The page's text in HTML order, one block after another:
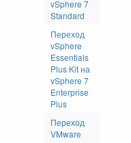
vSphere 7
Standard
Переход
vSphere
Essentials
Plus Kit на
vSphere 7
Enterprise
Plus
Переход
VMware